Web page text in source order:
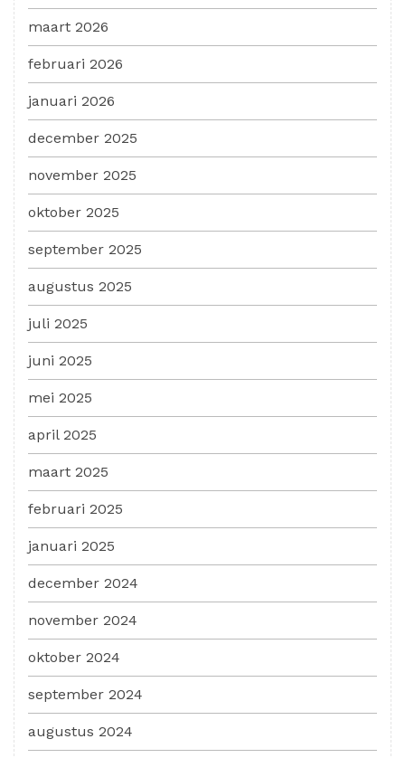
maart 2026
februari 2026
januari 2026
december 2025
november 2025
oktober 2025
september 2025
augustus 2025
juli 2025
juni 2025
mei 2025
april 2025
maart 2025
februari 2025
januari 2025
december 2024
november 2024
oktober 2024
september 2024
augustus 2024